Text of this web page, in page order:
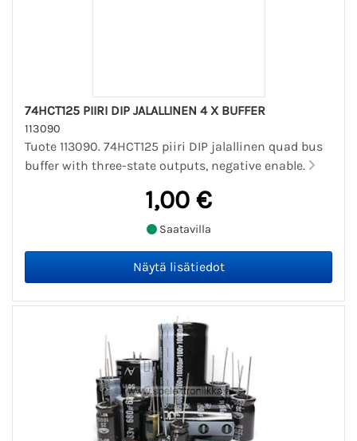
74HCT125 PIIRI DIP JALALLINEN 4 X BUFFER
113090
Tuote 113090. 74HCT125 piiri DIP jalallinen quad bus
buffer with three-state outputs, negative enable.
1,00 €
Saatavilla